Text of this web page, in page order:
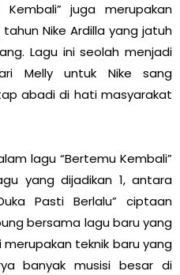
Kembali” juga merupakan
Nike Ardilla yang jatuh
Lagu ini seolah menjadi
Melly untuk Nike sang
abadi di hati masyarakat
lagu “Bertemu Kembali”
yang dijadikan 1, antara
Pasti Berlalu” ciptaan
bersama lagu baru yang
merupakan teknik baru yang
banyak musisi besar di